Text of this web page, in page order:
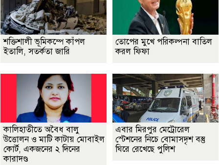
শক্তিশালী ভূমিকম্পে কাঁপল
ইতালি, সতর্কতা জারি
তোপের মুখে পরিকল্পনা বাতিল
করল ফিফা
কালিহাতীতে অবৈধ বালু
উত্তোলন ও মাটি কাটায় মোবাইল
কোর্ট, একজনের ২ দিনের
কারাদণ্ড
এবার মিরপুর মেট্রোরেল
স্টেশনের নিচে বোমাসদৃশ বস্তু
ঘিরে রেখেছে পুলিশ